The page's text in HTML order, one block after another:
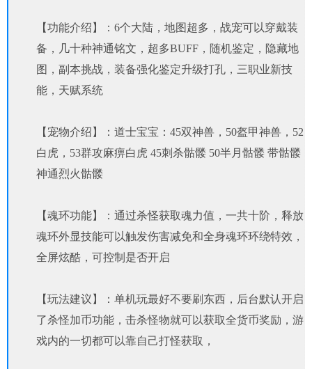
【功能介绍】：6个大陆，地图超多，战宠可以穿戴装
备，几十种神通铭文，超多BUFF，随机鉴定，隐藏地
图，副本挑战，装备强化鉴定升级打孔，三职业新技
能，天赋系统
【宠物介绍】：道士宝宝：45双神兽，50盔甲神兽，52
白虎，53群攻麻痹白虎 45刺杀骷髅 50半月骷髅 带骷髅
神通烈火骷髅
【魂环功能】：通过杀怪获取魂力值，一共十阶，释放
魂环外显技能可以触发伤害减免和全身魂环环绕特效，
全屏炫酷，可控制是否开启
【玩法建议】：单机玩最好不要刷东西，后台默认开启
了杀怪加币功能，击杀怪物就可以获取全货币奖励，游
戏内的一切都可以靠自己打怪获取，